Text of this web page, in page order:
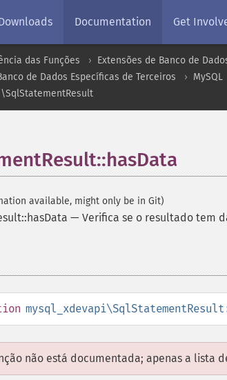
Documentation Get
das Funções
Extensões de Banco de
de Dados Específicas de Terceiros
MySQL
available, might only be in Git)
— Verifica se o resultado tem
não está documentada; apenas a lista